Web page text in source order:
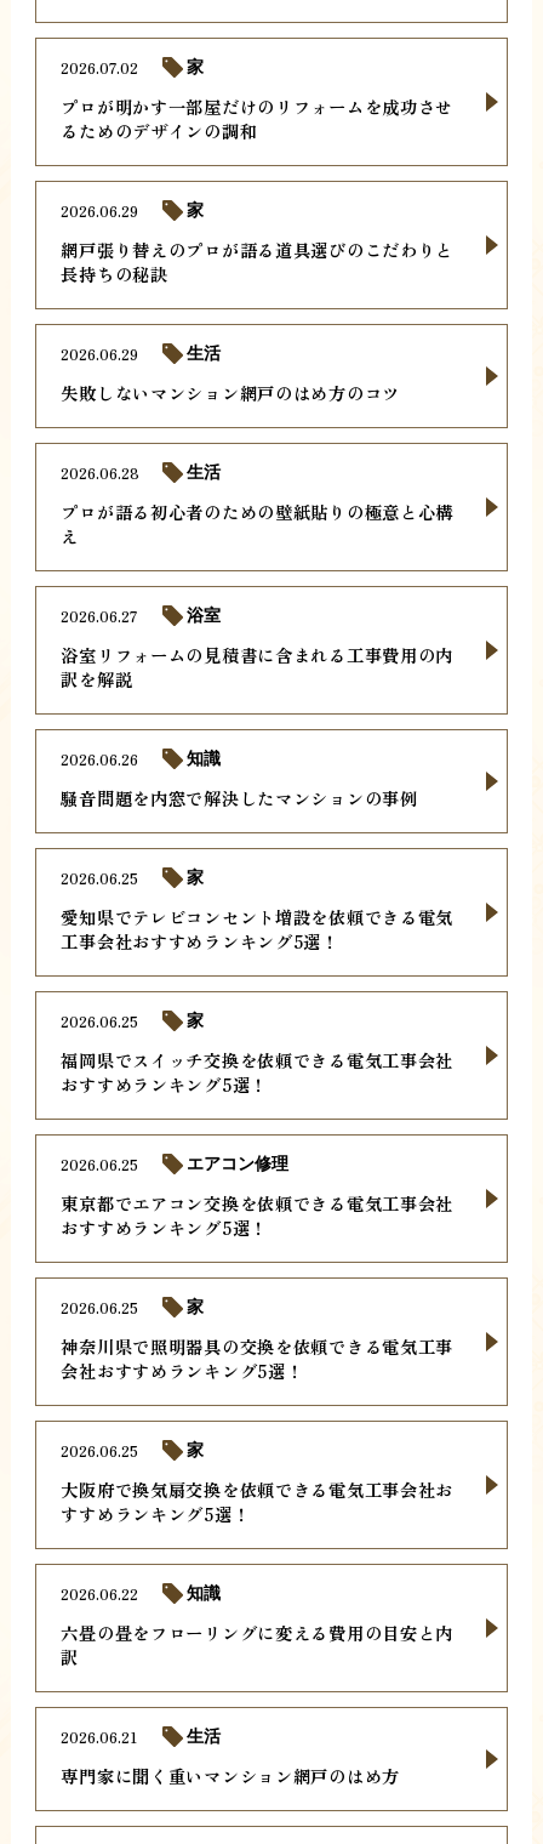
プロが明かす一部屋だけのリフォームを成功させ
るためのデザインの調和
2026.07.02 家
網戸張り替えのプロが語る道具選びのこだわりと
長持ちの秘訣
2026.06.29 家
失敗しないマンション網戸のはめ方のコツ
2026.06.29 生活
プロが語る初心者のための壁紙貼りの極意と心構
え
2026.06.28 生活
浴室リフォームの見積書に含まれる工事費用の内
訳を解説
2026.06.27 浴室
騒音問題を内窓で解決したマンションの事例
2026.06.26 知識
愛知県でテレビコンセント増設を依頼できる電気
工事会社おすすめランキング5選！
2026.06.25 家
福岡県でスイッチ交換を依頼できる電気工事会社
おすすめランキング5選！
2026.06.25 家
東京都でエアコン交換を依頼できる電気工事会社
おすすめランキング5選！
2026.06.25 エアコン修理
神奈川県で照明器具の交換を依頼できる電気工事
会社おすすめランキング5選！
2026.06.25 家
大阪府で換気扇交換を依頼できる電気工事会社お
すすめランキング5選！
2026.06.25 家
六畳の畳をフローリングに変える費用の目安と内
訳
2026.06.22 知識
専門家に聞く重いマンション網戸のはめ方
2026.06.21 生活